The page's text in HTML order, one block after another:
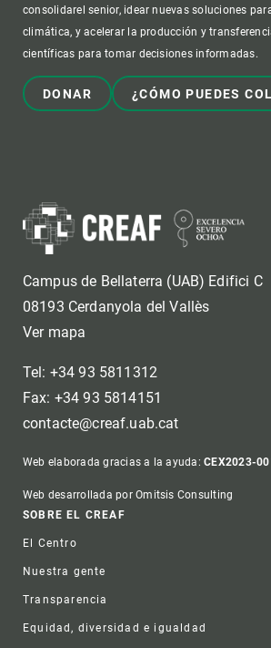
consolidarel senior, idear nuevas soluciones
climática, y acelerar la producción y
científicas para tomar decisiones informadas.
DONAR ¿CÓMO PUEDES
Campus de Bellaterra (UAB) Edifici C
08193 Cerdanyola del Vallès
Ver mapa
Tel: +34 93 5811312
Fax: +34 93 5814151
contacte@creaf.uab.cat
Web elaborada gracias a la ayuda:CEX2023-
Web desarrollada por Omitsis Consulting
Footer
SOBRE EL CREAF
El Centro
Nuestra gente
Transparencia
Equidad, diversidad e igualdad